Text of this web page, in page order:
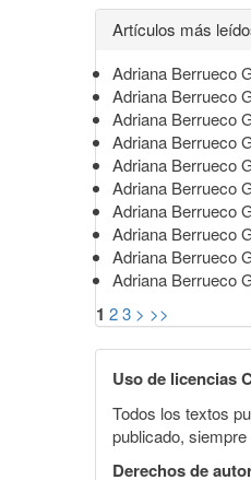
Detalles
del
artículo
Artículos más
Adriana Berrueco
Adriana Berrueco
Adriana Berrueco
Adriana Berrueco
Adriana Berrueco
Adriana Berrueco
Adriana Berrueco
Adriana Berrueco
Adriana Berrueco
Adriana Berrueco
1 23 > >>
Uso de licencias
Todos los textos
publicado,
Derechos de